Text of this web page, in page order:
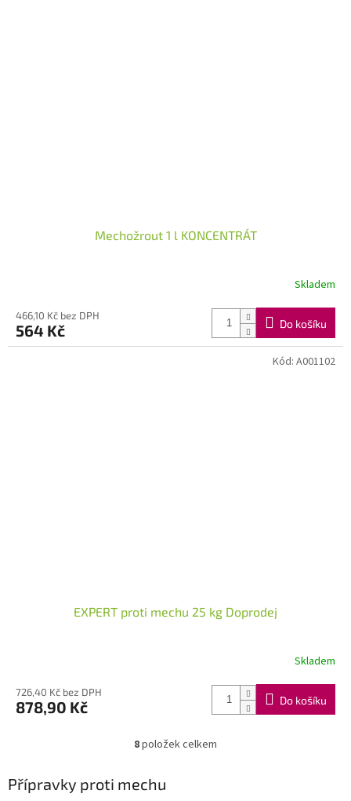
Mechožrout 1 l KONCENTRÁT
Skladem
466,10 Kč bez DPH
564 Kč Do košíku
EXPERT proti mechu 25 kg Doprodej
Skladem
726,40 Kč bez DPH
878,90 Kč Do košíku
Kód: A001102
O
8položek celkem
Přípravky proti mechu